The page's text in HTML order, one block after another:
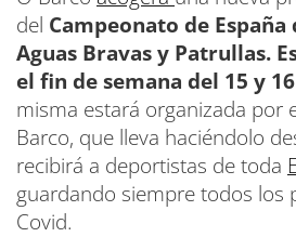
del Campeonato de España
Aguas Bravas y Patrullas.
el fin de semana del 15 y
misma estará organizada por
Barco, que lleva haciéndolo
recibirá a deportistas de toda
guardando siempre todos los
Covid.